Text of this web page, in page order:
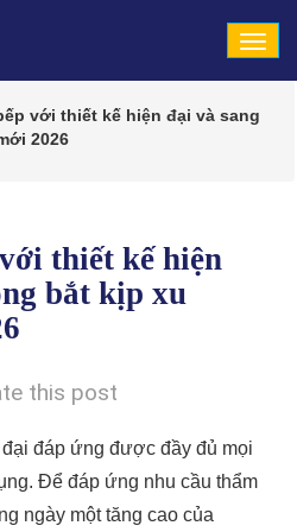
với thiết kế hiện đại và sang
2026
thiết kế hiện
bắt kịp xu
this post
đáp ứng được đầy đủ mọi
Để đáp ứng nhu cầu thẩm
ngày một tăng cao của